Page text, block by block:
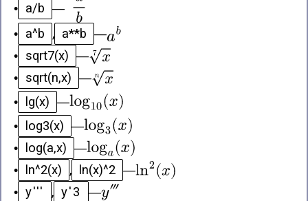
•
a/b —
•
a^b , a**b —
•
sqrt7(x) —
•
sqrt(n,x) —
•
lg(x) —
•
log3(x) —
•
log(a,x) —
•
ln^2(x) , ln(x)^2 —
• y''' , y'3
—